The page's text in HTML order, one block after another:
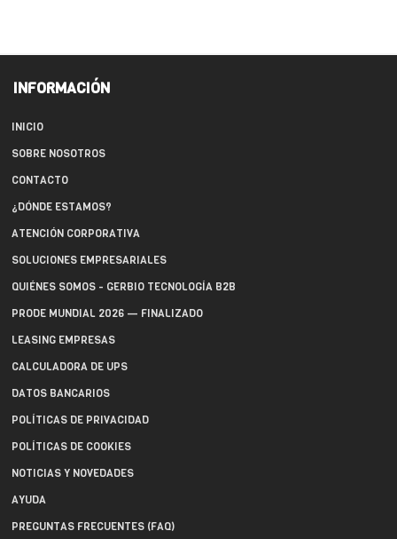
INFORMACIÓN
INICIO
SOBRE NOSOTROS
CONTACTO
¿DÓNDE ESTAMOS?
ATENCIÓN CORPORATIVA
SOLUCIONES EMPRESARIALES
QUIÉNES SOMOS - GERBIO TECNOLOGÍA B2B
PRODE MUNDIAL 2026 — FINALIZADO
LEASING EMPRESAS
CALCULADORA DE UPS
DATOS BANCARIOS
POLÍTICAS DE PRIVACIDAD
POLÍTICAS DE COOKIES
NOTICIAS Y NOVEDADES
AYUDA
PREGUNTAS FRECUENTES (FAQ)